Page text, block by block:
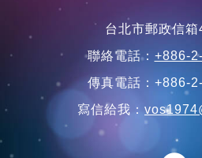
台北市郵政信
聯絡電話： +886-
傳真電話：+886-
寫信給我：